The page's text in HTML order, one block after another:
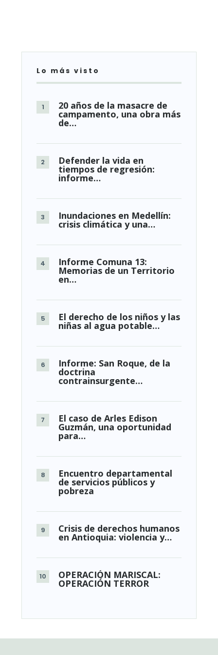
Lo más visto
20 años de la masacre de
campamento, una obra más
de…
Defender la vida en
tiempos de regresión:
informe…
Inundaciones en Medellín:
crisis climática y una…
Informe Comuna 13:
Memorias de un Territorio
en…
El derecho de los niños y las
niñas al agua potable…
Informe: San Roque, de la
doctrina
contrainsurgente…
El caso de Arles Edison
Guzmán, una oportunidad
para…
Encuentro departamental
de servicios públicos y
pobreza
Crisis de derechos humanos
en Antioquia: violencia y…
OPERACIÓN MARISCAL:
OPERACIÓN TERROR